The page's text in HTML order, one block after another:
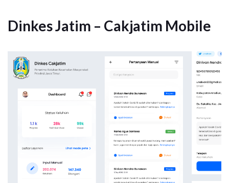
Dinkes Jatim – Cakjatim Mobile